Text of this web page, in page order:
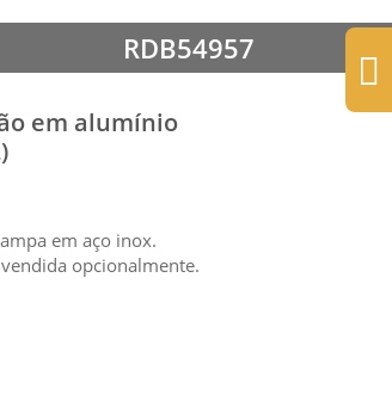
RDB54957
em alumínio
em aço inox.
opcionalmente.